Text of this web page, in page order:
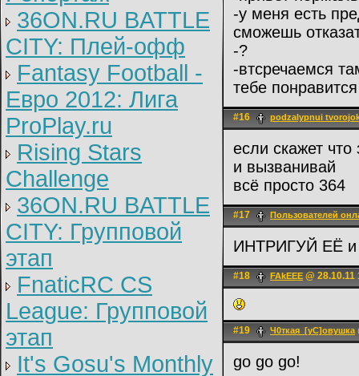
36ON.RU BATTLE
CITY: Плей-офф
Fantasy Football -
Евро 2012: Лига
ProPlay.ru
Rising Stars
Challenge
36ON.RU BATTLE
CITY: Групповой
этап
FnaticRC CS
League: Групповой
этап
It's Gosu's Monthly
-у меня есть
сможешь
-?
-втсречаемся
тебе понравится
#16 podzalypnui
если скажет что
и вызванивай
всё просто 364
#17 Пользователей
ИНТРИГУЙ ЕЁ и
#18 FAkEEE @ 28.10.11
#19 Ч0ткая_[уС]овушка
go go go!